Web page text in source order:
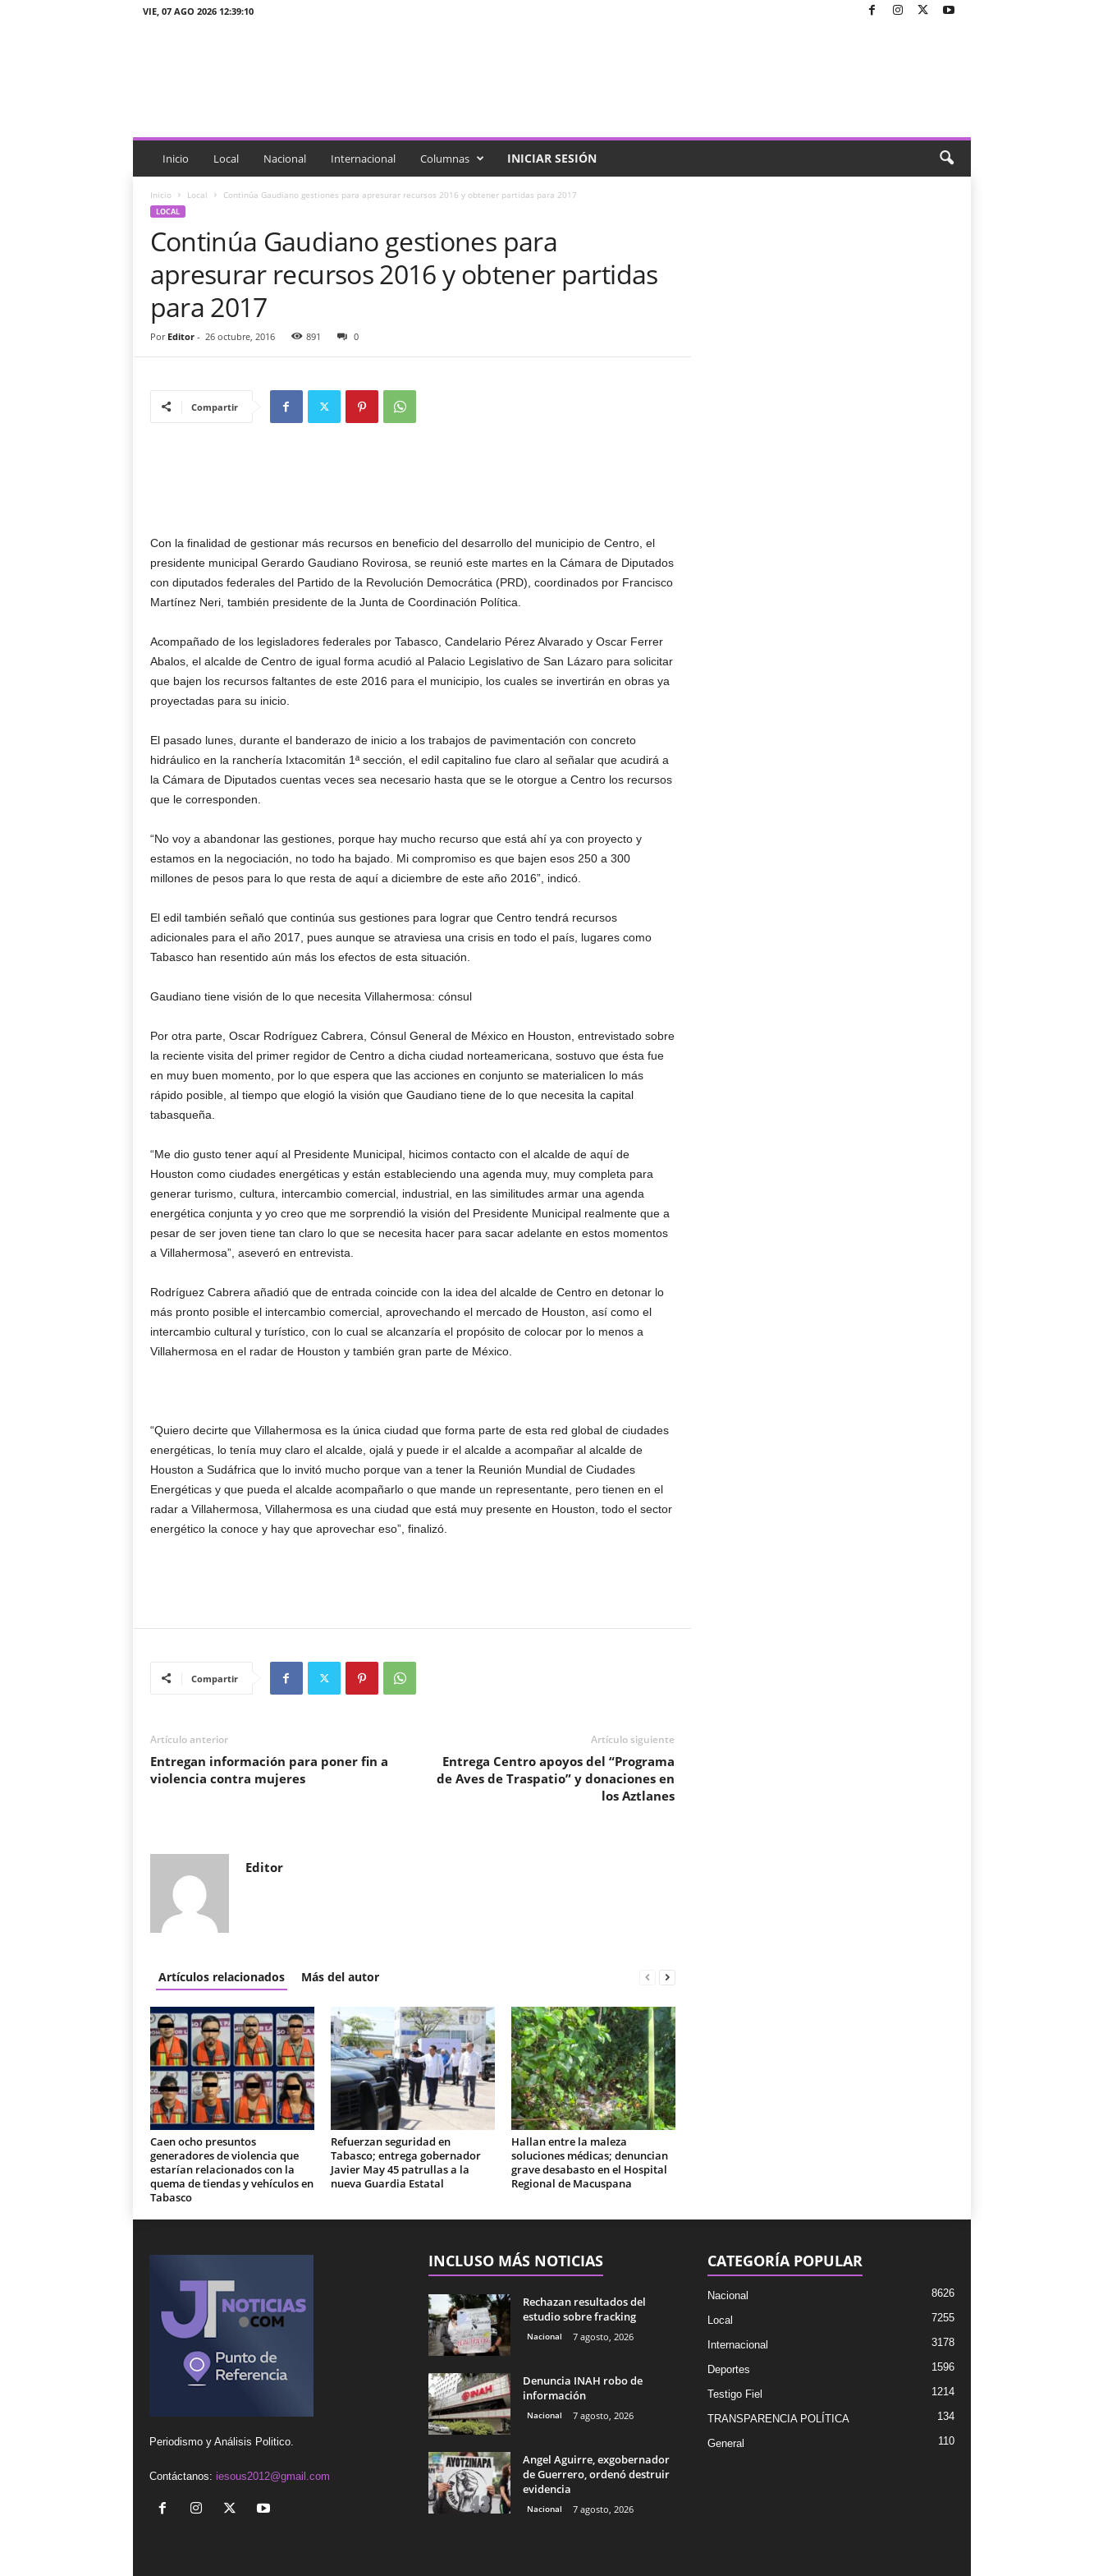
VIE, 07 AGO 2026 12:39:10
c
a
Inicio Local Nacional Internacional Columnas INICIAR SESIÓN
Inicio Local Continúa Gaudiano gestiones para apresurar recursos 2016 y obtener partidas para 2017
LOCAL
Continúa Gaudiano gestiones para
apresurar recursos 2016 y obtener partidas
para 2017
Por Editor- 26 octubre, 2016 891 0
Compartir
Con la finalidad de gestionar más recursos en beneficio del desarrollo del municipio de Centro, el
presidente municipal Gerardo Gaudiano Rovirosa, se reunió este martes en la Cámara de Diputados
con diputados federales del Partido de la Revolución Democrática (PRD), coordinados por Francisco
Martínez Neri, también presidente de la Junta de Coordinación Política.
Acompañado de los legisladores federales por Tabasco, Candelario Pérez Alvarado y Oscar Ferrer
Abalos, el alcalde de Centro de igual forma acudió al Palacio Legislativo de San Lázaro para solicitar
que bajen los recursos faltantes de este 2016 para el municipio, los cuales se invertirán en obras ya
proyectadas para su inicio.
El pasado lunes, durante el banderazo de inicio a los trabajos de pavimentación con concreto
hidráulico en la ranchería Ixtacomitán 1ª sección, el edil capitalino fue claro al señalar que acudirá a
la Cámara de Diputados cuentas veces sea necesario hasta que se le otorgue a Centro los recursos
que le corresponden.
“No voy a abandonar las gestiones, porque hay mucho recurso que está ahí ya con proyecto y
estamos en la negociación, no todo ha bajado. Mi compromiso es que bajen esos 250 a 300
millones de pesos para lo que resta de aquí a diciembre de este año 2016”, indicó.
El edil también señaló que continúa sus gestiones para lograr que Centro tendrá recursos
adicionales para el año 2017, pues aunque se atraviesa una crisis en todo el país, lugares como
Tabasco han resentido aún más los efectos de esta situación.
Gaudiano tiene visión de lo que necesita Villahermosa: cónsul
Por otra parte, Oscar Rodríguez Cabrera, Cónsul General de México en Houston, entrevistado sobre
la reciente visita del primer regidor de Centro a dicha ciudad norteamericana, sostuvo que ésta fue
en muy buen momento, por lo que espera que las acciones en conjunto se materialicen lo más
rápido posible, al tiempo que elogió la visión que Gaudiano tiene de lo que necesita la capital
tabasqueña.
“Me dio gusto tener aquí al Presidente Municipal, hicimos contacto con el alcalde de aquí de
Houston como ciudades energéticas y están estableciendo una agenda muy, muy completa para
generar turismo, cultura, intercambio comercial, industrial, en las similitudes armar una agenda
energética conjunta y yo creo que me sorprendió la visión del Presidente Municipal realmente que a
pesar de ser joven tiene tan claro lo que se necesita hacer para sacar adelante en estos momentos
a Villahermosa”, aseveró en entrevista.
Rodríguez Cabrera añadió que de entrada coincide con la idea del alcalde de Centro en detonar lo
más pronto posible el intercambio comercial, aprovechando el mercado de Houston, así como el
intercambio cultural y turístico, con lo cual se alcanzaría el propósito de colocar por lo menos a
Villahermosa en el radar de Houston y también gran parte de México.
“Quiero decirte que Villahermosa es la única ciudad que forma parte de esta red global de ciudades
energéticas, lo tenía muy claro el alcalde, ojalá y puede ir el alcalde a acompañar al alcalde de
Houston a Sudáfrica que lo invitó mucho porque van a tener la Reunión Mundial de Ciudades
Energéticas y que pueda el alcalde acompañarlo o que mande un representante, pero tienen en el
radar a Villahermosa, Villahermosa es una ciudad que está muy presente en Houston, todo el sector
energético la conoce y hay que aprovechar eso”, finalizó.
Compartir
Artículo anterior
Entregan información para poner fin a
violencia contra mujeres
Artículo siguiente
Entrega Centro apoyos del “Programa
de Aves de Traspatio” y donaciones en
los Aztlanes
Editor
Artículos relacionados Más del autor
Caen ocho presuntos
generadores de violencia que
estarían relacionados con la
quema de tiendas y vehículos en
Tabasco
Refuerzan seguridad en
Tabasco; entrega gobernador
Javier May 45 patrullas a la
nueva Guardia Estatal
Hallan entre la maleza
soluciones médicas; denuncian
grave desabasto en el Hospital
Regional de Macuspana
Periodismo y Análisis Politico.
Contáctanos: iesous2012@gmail.com
INCLUSO MÁS NOTICIAS
Rechazan resultados del
estudio sobre fracking
Nacional 7 agosto, 2026
Denuncia INAH robo de
información
Nacional 7 agosto, 2026
Angel Aguirre, exgobernador
de Guerrero, ordenó destruir
evidencia
Nacional 7 agosto, 2026
CATEGORÍA POPULAR
Nacional 8626
Local 7255
Internacional 3178
Deportes 1596
Testigo Fiel 1214
TRANSPARENCIA POLÍTICA 134
General 110